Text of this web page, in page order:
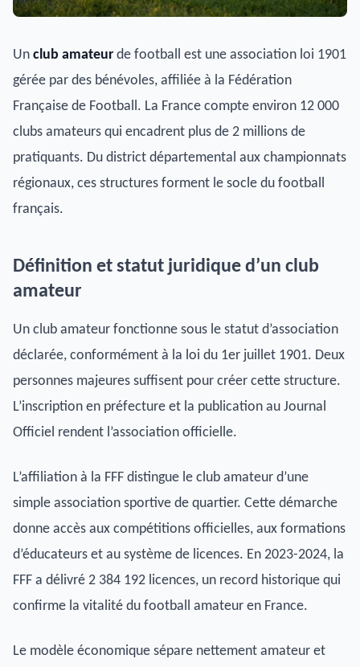
Un club amateur de football est une association loi 1901
gérée par des bénévoles, affiliée à la Fédération
Française de Football. La France compte environ 12 000
clubs amateurs qui encadrent plus de 2 millions de
pratiquants. Du district départemental aux championnats
régionaux, ces structures forment le socle du football
français.
Définition et statut juridique d’un club
amateur
Un club amateur fonctionne sous le statut d’association
déclarée, conformément à la loi du 1er juillet 1901. Deux
personnes majeures suffisent pour créer cette structure.
L’inscription en préfecture et la publication au Journal
Officiel rendent l’association officielle.
L’affiliation à la FFF distingue le club amateur d’une
simple association sportive de quartier. Cette démarche
donne accès aux compétitions officielles, aux formations
d’éducateurs et au système de licences. En 2023-2024, la
FFF a délivré 2 384 192 licences, un record historique qui
confirme la vitalité du football amateur en France.
Le modèle économique sépare nettement amateur et